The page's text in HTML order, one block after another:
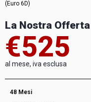
(Euro 6D)
La Nostra Offerta
€525
al mese, iva esclusa
48 Mesi